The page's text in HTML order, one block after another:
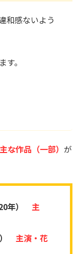
和感ないよう
。
な作品（一部） が
年）
主
主演・花